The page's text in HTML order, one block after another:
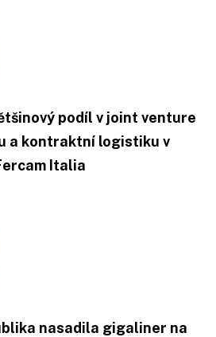
podíl v joint venture
a kontraktní logistiku v
Italia
nasadila gigaliner na